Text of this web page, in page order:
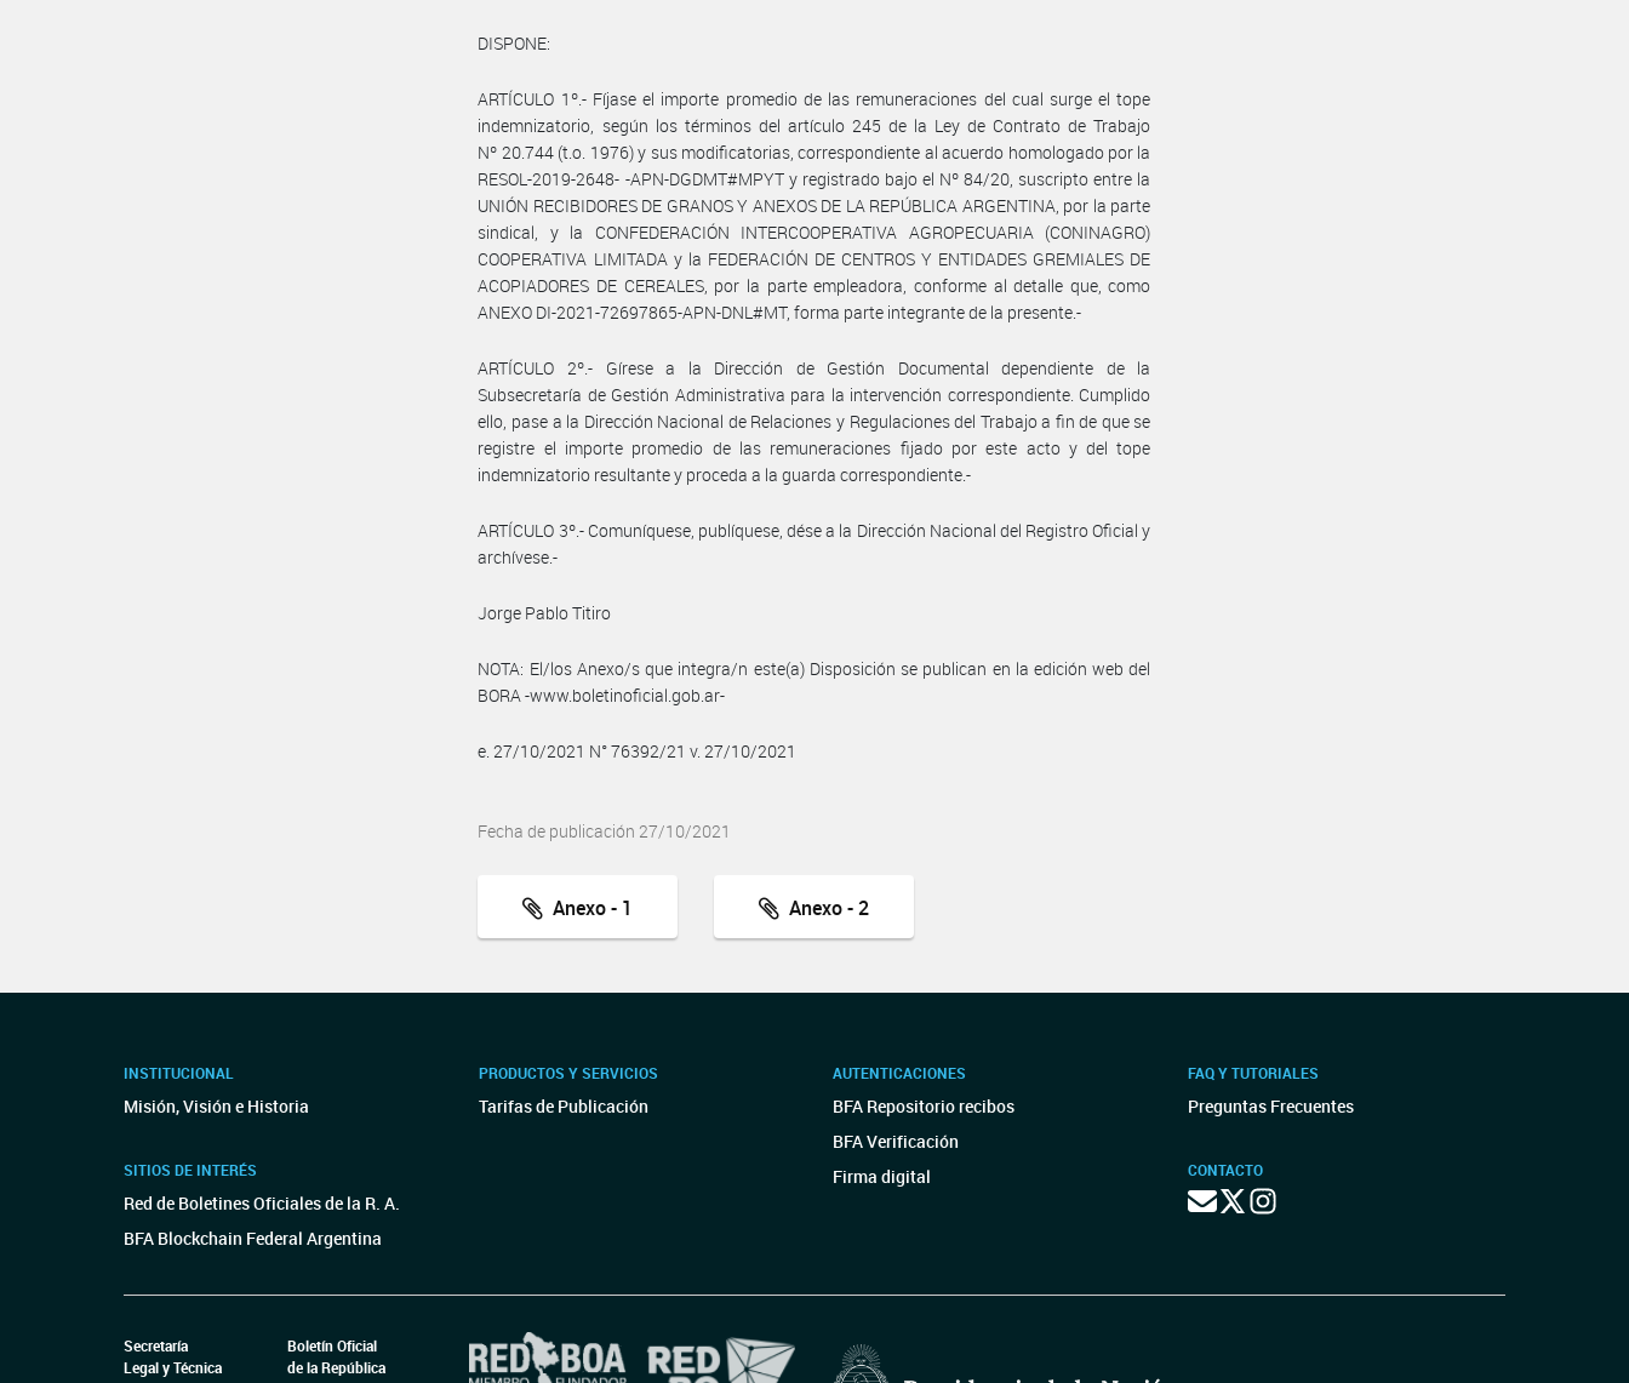
DISPONE:
ARTÍCULO 1º.- Fíjase el importe promedio de las remuneraciones del cual surge el tope
indemnizatorio, según los términos del artículo 245 de la Ley de Contrato de Trabajo
Nº 20.744 (t.o. 1976) y sus modificatorias, correspondiente al acuerdo homologado por la
RESOL-2019-2648- -APN-DGDMT#MPYT y registrado bajo el Nº 84/20, suscripto entre la
UNIÓN RECIBIDORES DE GRANOS Y ANEXOS DE LA REPÚBLICA ARGENTINA, por la parte
sindical, y la CONFEDERACIÓN INTERCOOPERATIVA AGROPECUARIA (CONINAGRO)
COOPERATIVA LIMITADA y la FEDERACIÓN DE CENTROS Y ENTIDADES GREMIALES DE
ACOPIADORES DE CEREALES, por la parte empleadora, conforme al detalle que, como
ANEXO DI-2021-72697865-APN-DNL#MT, forma parte integrante de la presente.-
ARTÍCULO 2º.- Gírese a la Dirección de Gestión Documental dependiente de la
Subsecretaría de Gestión Administrativa para la intervención correspondiente. Cumplido
ello, pase a la Dirección Nacional de Relaciones y Regulaciones del Trabajo a fin de que se
registre el importe promedio de las remuneraciones fijado por este acto y del tope
indemnizatorio resultante y proceda a la guarda correspondiente.-
ARTÍCULO 3º.- Comuníquese, publíquese, dése a la Dirección Nacional del Registro Oficial y
archívese.-
Jorge Pablo Titiro
NOTA: El/los Anexo/s que integra/n este(a) Disposición se publican en la edición web del
BORA -www.boletinoficial.gob.ar-
e. 27/10/2021 N° 76392/21 v. 27/10/2021
Fecha de publicación 27/10/2021
Anexo - 1 Anexo - 2
INSTITUCIONAL
Misión, Visión e Historia
SITIOS DE INTERÉS
Red de Boletines Oficiales de la R. A.
BFA Blockchain Federal Argentina
PRODUCTOS Y SERVICIOS
Tarifas de Publicación
AUTENTICACIONES
BFA Repositorio recibos
BFA Verificación
Firma digital
FAQ Y TUTORIALES
Preguntas Frecuentes
CONTACTO
Secretaría
Legal y Técnica
Boletín Oficial
de la República